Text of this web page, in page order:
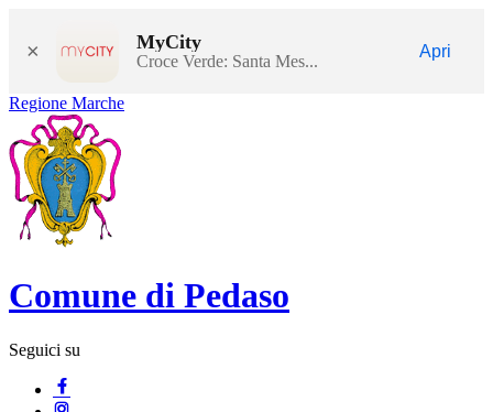
× MyCity
Croce Verde: Santa Mes...
Apri
Regione Marche
Comune di Pedaso
Seguici su